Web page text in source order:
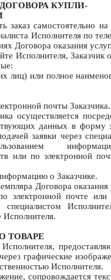
КУПЛИ-
заказ самостоятельно на
Исполнителя по
Договора оказания
Исполнителя, Заказчик
или полное
почты Заказчика.
осуществляется
данных в форму
заявки через
или по электронной
о Заказчике.
Договора оказания
электронной почте
специалистом
Исполнителя.
ТОВАРЕ
графические
Исполнителя.
сопровождается